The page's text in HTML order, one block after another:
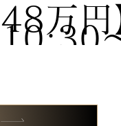
48万円
10:30
13:00